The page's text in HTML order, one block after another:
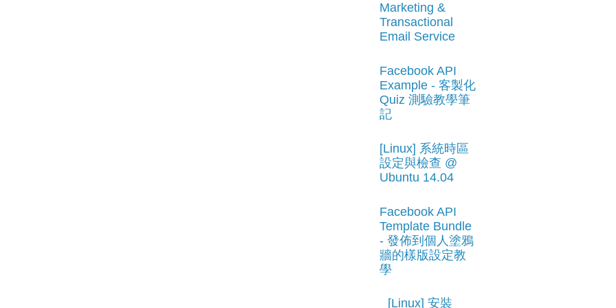
Marketing &
Transactional
Email Service
Facebook API
Example - 客製化
Quiz 測驗教學筆
記
[Linux] 系統時區
設定與檢查 @
Ubuntu 14.04
Facebook API
Template Bundle
- 發佈到個人塗鴉
牆的樣版設定教
學
[Linux] 安裝